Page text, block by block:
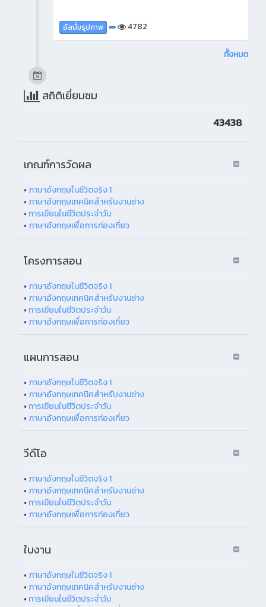
อัลบั้มรูปภาพ 4782
ทั้งหมด
สถิติเยี่ยมชม
43438
เกณฑ์การวัดผล
• ภาษาอังกฤษในชีวิตจริง 1
• ภาษาอังกฤษเทคนิคสำหรับงานช่าง
•การเขียนในชีวิตประจำวัน
• ภาษาอังกฤษเพื่อการท่องเที่ยว
โครงการสอน
• ภาษาอังกฤษในชีวิตจริง 1
• ภาษาอังกฤษเทคนิคสำหรับงานช่าง
•การเขียนในชีวิตประจำวัน
• ภาษาอังกฤษเพื่อการท่องเที่ยว
แผนการสอน
• ภาษาอังกฤษในชีวิตจริง 1
• ภาษาอังกฤษเทคนิคสำหรับงานช่าง
•การเขียนในชีวิตประจำวัน
• ภาษาอังกฤษเพื่อการท่องเที่ยว
วีดีโอ
• ภาษาอังกฤษในชีวิตจริง 1
• ภาษาอังกฤษเทคนิคสำหรับงานช่าง
•การเขียนในชีวิตประจำวัน
• ภาษาอังกฤษเพื่อการท่องเที่ยว
ใบงาน
• ภาษาอังกฤษในชีวิตจริง 1
• ภาษาอังกฤษเทคนิคสำหรับงานช่าง
•การเขียนในชีวิตประจำวัน